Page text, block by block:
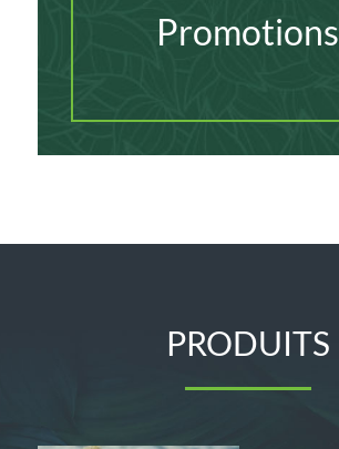
Promotions
PRODUITS